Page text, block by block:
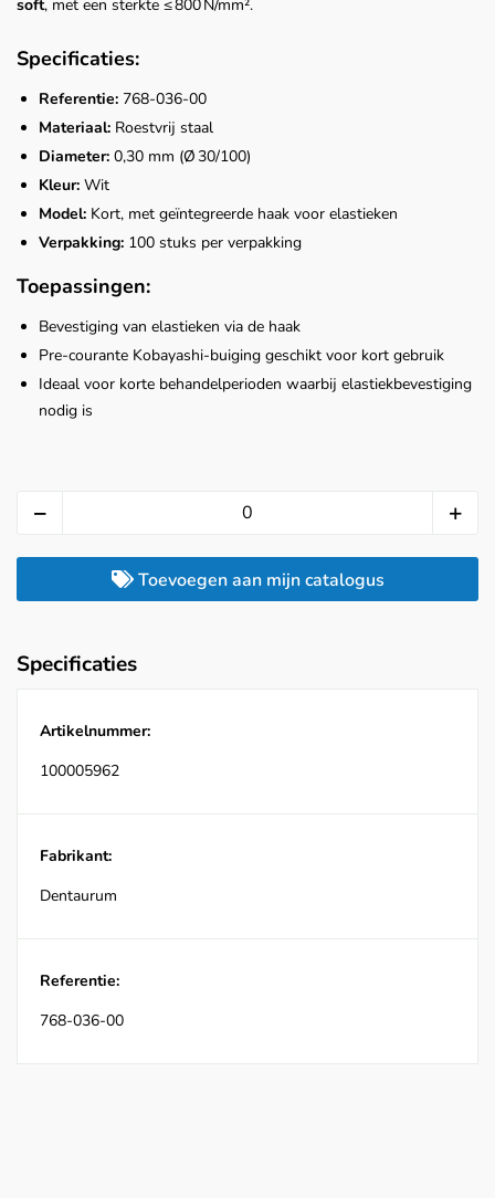
soft, met een sterkte ≤ 800 N/mm².
Specificaties:
Referentie: 768‑036‑00
Materiaal: Roestvrij staal
Diameter: 0,30 mm (Ø 30/100)
Kleur: Wit
Model: Kort, met geïntegreerde haak voor elastieken
Verpakking: 100 stuks per verpakking
Toepassingen:
Bevestiging van elastieken via de haak
Pre-courante Kobayashi-buiging geschikt voor kort gebruik
Ideaal voor korte behandelperioden waarbij elastiekbevestiging
nodig is
Toevoegen aan mijn catalogus
Specificaties
Artikelnummer:
100005962
Fabrikant:
Dentaurum
Referentie:
768-036-00